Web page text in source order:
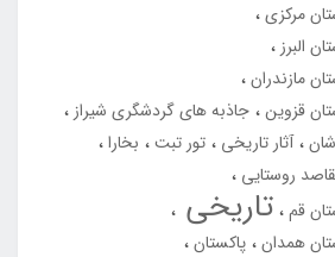
مرکزی
البرز
مازندران
قزوین جاذبه های گردشگری شیراز
آثار تاریخی تور تبت
بخارا
روستایی
قم تاریخی
همدان پاکستان